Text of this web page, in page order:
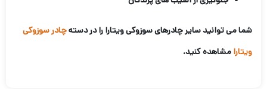
شما می توانید سایر چادرهای سوزوکی ویتارا را در دستهچادر سوزوکی
ویتارا مشاهده کنید.